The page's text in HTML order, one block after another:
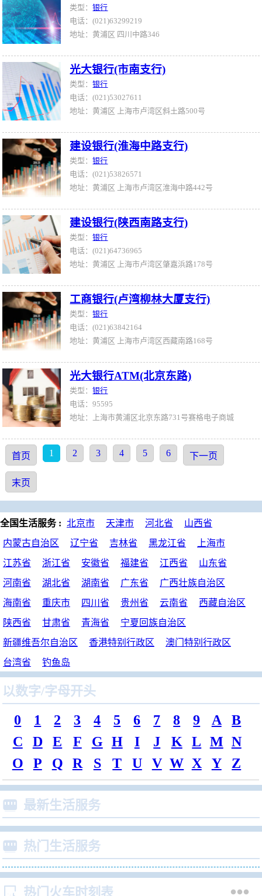
类型：银行
电话：(021)63299219
地址：黄浦区 四川中路346
光大银行(市南支行)
类型：银行
电话：(021)53027611
地址：黄浦区 上海市卢湾区斜土路500号
建设银行(淮海中路支行)
类型：银行
电话：(021)53826571
地址：黄浦区 上海市卢湾区淮海中路442号
建设银行(陕西南路支行)
类型：银行
电话：(021)64736965
地址：黄浦区 上海市卢湾区肇嘉浜路178号
工商银行(卢湾柳林大厦支行)
类型：银行
电话：(021)63842164
地址：黄浦区 上海市卢湾区西藏南路168号
光大银行ATM(北京东路)
类型：银行
电话：95595
地址：上海市黄浦区北京东路731号赛格电子商城
首页 1 2 3 4 5 6 下一页
末页
全国生活服务 : 北京市 天津市 河北省
山西省
内蒙古自治区
辽宁省 吉林省 黑龙江省
上海市
江苏省
浙江省 安徽省 福建省 江西省
山东省
河南省
湖北省 湖南省 广东省
广西壮族自治区
海南省
重庆市 四川省 贵州省 云南省
西藏自治区
陕西省
甘肃省 青海省
宁夏回族自治区
新疆维吾尔自治区
香港特别行政区
澳门特别行政区
台湾省
钓鱼岛
以数字/字母开头
0 1 2 3 4 5 6 7 8 9 A
B
C
D E F G H I J K L M N
O
P Q R S T U V W X Y Z
 最新生活服务
 热门生活服务
 热门火车时刻表 